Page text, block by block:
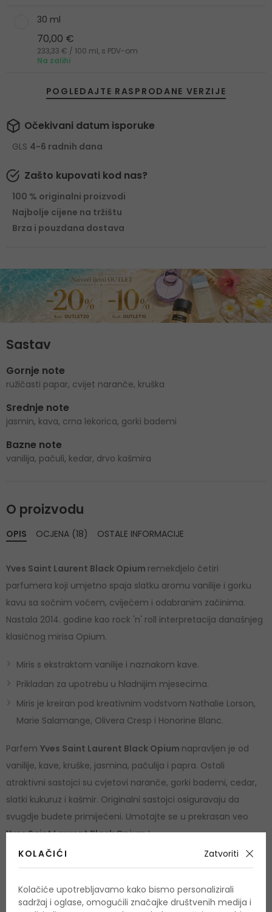
30 ml
70,00 €
233,33 € / 100 ml, s PDV-om
Na zalihi
POGLEDAJTE RASPRODANE VERZIJE
Očekivani datum isporuke
GLS 4-6 radnih dana
Zašto kupovati kod nas?
100 % originalni proizvodi
Najbolje cijene na tržištu
Brza i pouzdana dostava
Sastav
Gornje note
ružičasti papar, cvijet naranče, kruška
Srednje note
jasmin, kava, crna lekorica, gorki bademi
Bazne note
vanilija, pačuli, kedar, drvo kašmira
O proizvodu
OPIS
Yves Saint Laurent Black Opium remekdjelo četiri
parfumera koji umjetno spaja slatku aromu vanilije i gorku
kavu sa sočnim voćem, cvijećem i odabranim začinima.
Nastala 2014. godine kao rock 'n' roll interpretacija današnjeg
klasičnog mirisa Opium.
Miris s ekstraktom vanilije i naznakom kave.
Prikladan za upotrebu u hladnijim mjesecima.
Miris je kreiran pod kreativnim vodstvom Nathalie Lorson,
Marie Salamange, Olivera Cresp i Honorine Blanc.
Parfem Yves Saint Laurent Black Opium napravljen je od
vanilije, kave, kruške, jasmina, pačulija i papra. Ostali
atraktivni sastojci su cvjetovi naranče, gorki bademi, cedar,
slatki kukuruz i kašmir. Originalni sastojci osiguravaju da
svugdje budete primijećeni. Umotajte se u prekrasan veo
Yves Saint Laurent Black Opium!
Parfemski proizvodi namijenjeni su odraslima. Sadrže alkohol,
zapaljivi su i, ako se pogrešno koriste, također su opasni.
OCJENA (18) OSTALE INFORMACIJE
KOLAČIĆI Zatvoriti
Kolačiće upotrebljavamo kako bismo personalizirali
sadržaj i oglase, omogućili značajke društvenih medija i